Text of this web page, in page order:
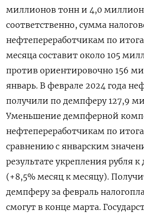
миллионов тонн и 4,0
соответственно, сумма
нефтепереработчикам по
месяца составит около 105
против ориентировочно 156
январь. В феврале 2024 года
получили по демпферу 127,9
Уменьшение демпферной
нефтепереработчикам по
сравнению с январским
результате укрепления рубля
(+8,5% месяц к месяцу).
демпферу за февраль
смогут в конце марта.